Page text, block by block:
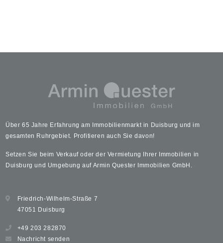
Über 65 Jahre Erfahrung am Immobilienmarkt in Duisburg und im
gesamten Ruhrgebiet. Profitieren auch Sie davon!
Setzen Sie beim Verkauf oder der Vermietung Ihrer Immobilien in
Duisburg und Umgebung auf Armin Quester Immobilien GmbH.
Friedrich-Wilhelm-Straße 7
47051 Duisburg
+49 203 282870
Nachricht senden